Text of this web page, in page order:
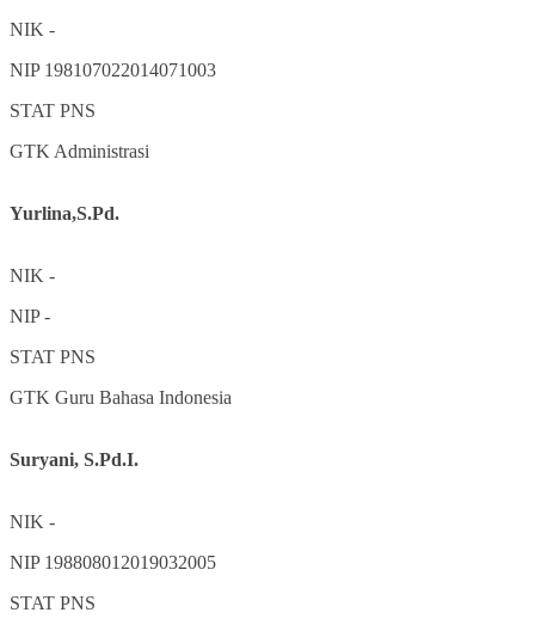
NIK -
NIP 198107022014071003
STAT PNS
GTK Administrasi
Yurlina,S.Pd.
NIK -
NIP-
STAT PNS
GTK Guru Bahasa Indonesia
Suryani, S.Pd.I.
NIK -
NIP 198808012019032005
STAT PNS